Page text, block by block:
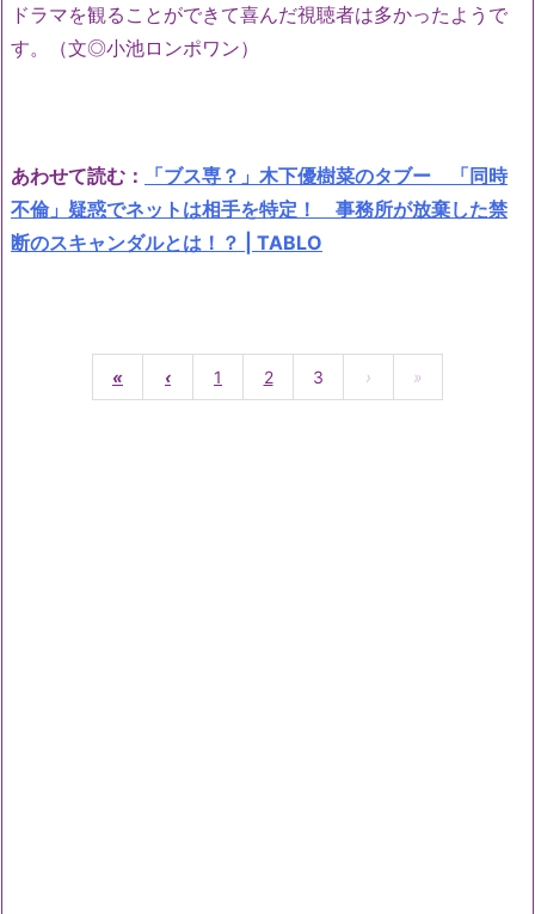
ドラマを観ることができて喜んだ視聴者は多かったようで
す。（文◎小池ロンポワン）
あわせて読む：
「ブス専？」木下優樹菜のタブー 「同時
不倫」疑惑でネットは相手を特定！ 事務所が放棄した禁
断のスキャンダルとは！？ | TABLO
« ‹ 1 2 3 › »